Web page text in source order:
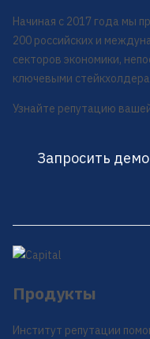
Начиная с 2017 года мы
200 российских и
секторов экономики,
ключевыми
Узнайте репутацию
Запросить демо
Продукты
Институт репутации